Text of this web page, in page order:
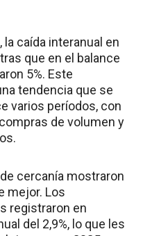
caída interanual en
que en el balance
5%. Este
tendencia que se
varios períodos, con
de volumen y
cercanía mostraron
mejor. Los
registraron en
del 2,9%, lo que les